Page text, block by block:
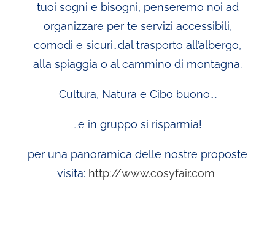
tuoi sogni e bisogni, penseremo noi ad
organizzare per te servizi accessibili,
comodi e sicuri…dal trasporto all’albergo,
alla spiaggia o al cammino di montagna.
Cultura, Natura e Cibo buono….
…e in gruppo si risparmia!
per una panoramica delle nostre proposte
visita: http://www.cosyfair.com